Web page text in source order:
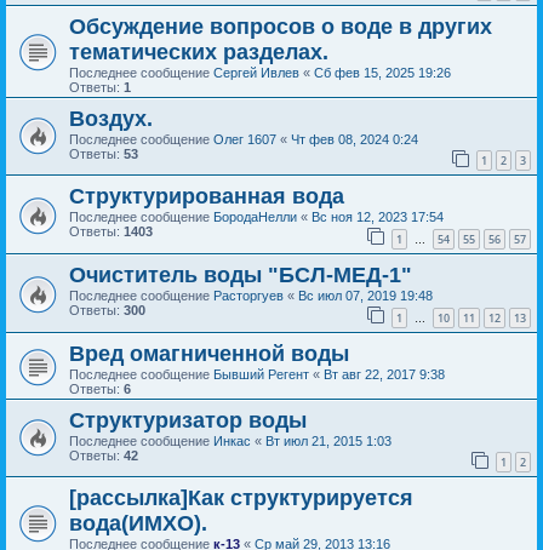
Обсуждение вопросов о воде в других
тематических разделах.
Последнее сообщение Сергей Ивлев « Сб фев 15, 2025 19:26
Ответы: 1
Воздух.
Последнее сообщение Олег 1607 « Чт фев 08, 2024 0:24
Ответы: 53 1 2 3
Структурированная вода
Последнее сообщение БородаНелли « Вс ноя 12, 2023 17:54
Ответы: 1403 1 … 54 55 56 57
Очиститель воды "БСЛ-МЕД-1"
Последнее сообщение Расторгуев « Вс июл 07, 2019 19:48
Ответы: 300 1 … 10 11 12 13
Вред омагниченной воды
Последнее сообщение Бывший Регент « Вт авг 22, 2017 9:38
Ответы: 6
Структуризатор воды
Последнее сообщение Инкас « Вт июл 21, 2015 1:03
Ответы: 42 1 2
[рассылка]Как структурируется
вода(ИМХО).
Последнее сообщение к-13 « Ср май 29, 2013 13:16